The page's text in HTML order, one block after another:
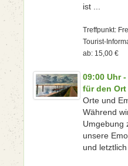
ist ...
Treffpunkt:
Tourist-
ab: 15,00 €
09:00 Uhr
für den Ort
Orte und
Während
Umgebung
unsere
und letztlich